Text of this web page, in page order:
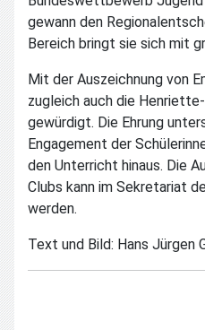
gewann den
Bereich bringt sie sich mit
Mit der Auszeichnung von
zugleich auch die
gewürdigt. Die Ehrung
Engagement der
den Unterricht hinaus. Die
Clubs kann im Sekretariat
werden.
Text und Bild: Hans Jürgen